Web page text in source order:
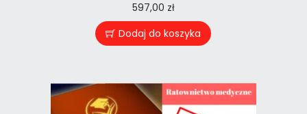
597,00 zł
Dodaj do koszyka